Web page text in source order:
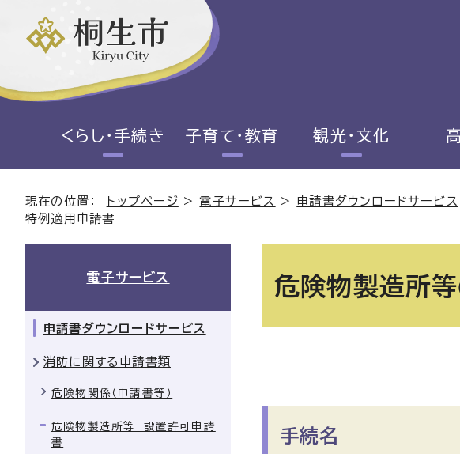
くらし・手続き 子育て・教育 観光・文化
現在の位置： トップページ >電子サービス > 申請書ダウンロードサービス
特例適用申請書
危険物製造所
手続名
電子サービス
申請書ダウンロードサービス
消防に関する申請書類
危険物関係（申請書等）
危険物製造所等 設置許可申請
書